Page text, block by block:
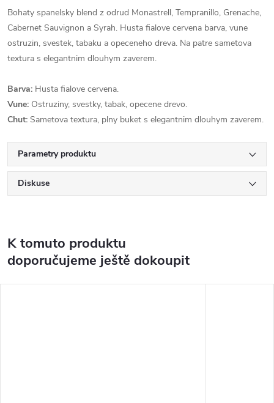
Bohaty spanelsky blend z odrud Monastrell, Tempranillo, Grenache,
Cabernet Sauvignon a Syrah. Husta fialove cervena barva, vune
ostruzin, svestek, tabaku a opeceneho dreva. Na patre sametova
textura s elegantnim dlouhym zaverem.
Barva: Husta fialove cervena.
Vune: Ostruziny, svestky, tabak, opecene drevo.
Chut: Sametova textura, plny buket s elegantnim dlouhym zaverem.
Parametry produktu
Diskuse
K tomuto produktu
doporučujeme ještě dokoupit